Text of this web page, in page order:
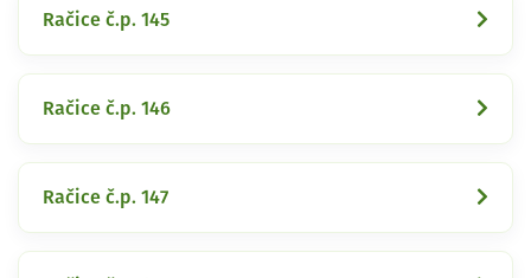
Račice č.p. 145
Račice č.p. 146
Račice č.p. 147